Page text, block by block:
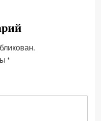
*